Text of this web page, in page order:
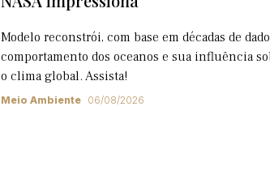
Modelo reconstrói, com base em décadas de
comportamento dos oceanos e sua influência
o clima global. Assista!
Meio Ambiente 06/08/2026